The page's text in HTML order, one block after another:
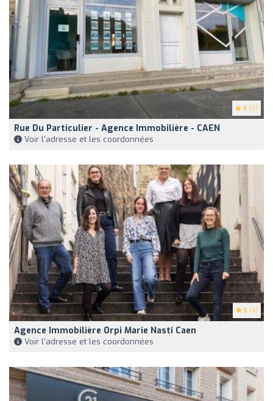
5 (5)
Rue Du Particulier - Agence Immobilière - CAEN
Voir l'adresse et les coordonnées
5 (4)
Agence Immobilière Orpi Marie Nasti Caen
Voir l'adresse et les coordonnées